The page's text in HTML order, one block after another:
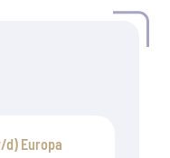
d) Europa